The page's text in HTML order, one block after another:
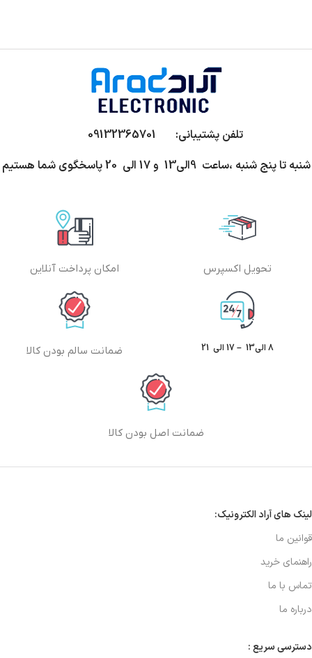
تلفن پشتیبانی: 09132365701
شنبه تا پنج شنبه ،ساعت 9الی13 و 17 الی 20 پاسخگوی شما هستیم
تحویل اکسپرس امکان پرداخت آنلاین
8 الی13 – 17 الی 21 ضمانت سالم بودن کالا
ضمانت اصل بودن کالا
لینک های آراد الکترونیک:
قوانین ما
راهنمای خرید
تماس با ما
درباره ما
دسترسی سریع :